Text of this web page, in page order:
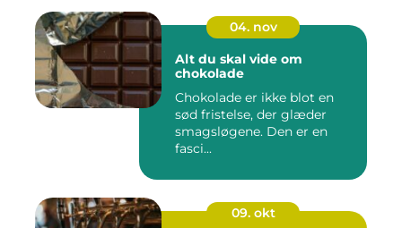
04. nov
Alt du skal vide om
chokolade
Chokolade er ikke blot en
sød fristelse, der glæder
smagsløgene. Den er en
fasci...
09. okt